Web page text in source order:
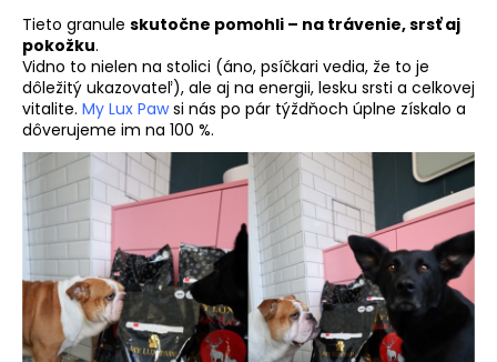
Tieto granule skutočne pomohli – na trávenie, srsť aj
pokožku.
Vidno to nielen na stolici (áno, psíčkari vedia, že to je
dôležitý ukazovateľ), ale aj na energii, lesku srsti a celkovej
vitalite. My Lux Pawsi nás po pár týždňoch úplne získalo a
dôverujeme im na 100 %.